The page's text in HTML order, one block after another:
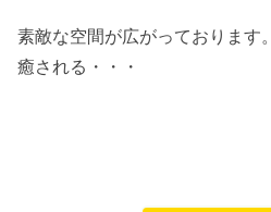
素敵な空間が広がっております。
癒される・・・